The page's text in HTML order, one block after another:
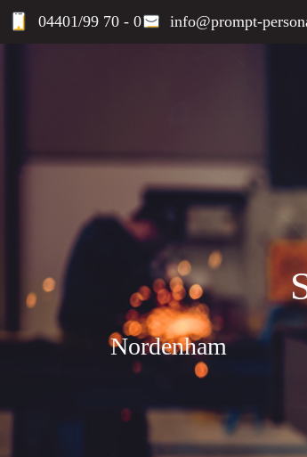
04401/99 70 - 0 info@prompt-
Nordenham